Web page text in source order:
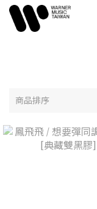
商品排序